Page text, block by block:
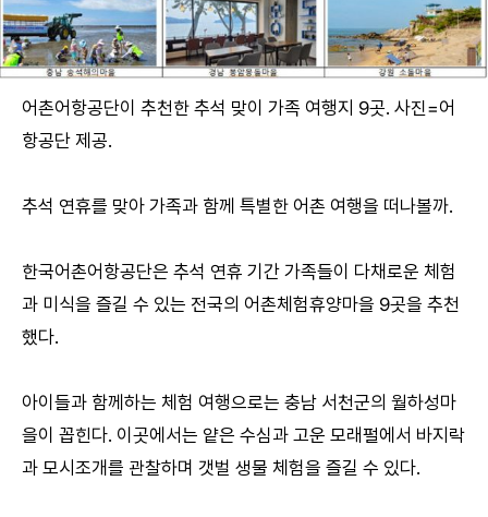
어촌어항공단이 추천한 추석 맞이 가족 여행지 9곳. 사진=어
항공단 제공.
추석 연휴를 맞아 가족과 함께 특별한 어촌 여행을 떠나볼까.
한국어촌어항공단은 추석 연휴 기간 가족들이 다채로운 체험
과 미식을 즐길 수 있는 전국의 어촌체험휴양마을 9곳을 추천
했다.
아이들과 함께하는 체험 여행으로는 충남 서천군의 월하성마
을이 꼽힌다. 이곳에서는 얕은 수심과 고운 모래펄에서 바지락
과 모시조개를 관찰하며 갯벌 생물 체험을 즐길 수 있다.